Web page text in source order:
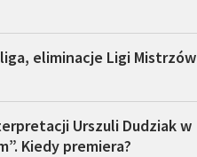
eliminacje Ligi Mistrzów
Urszuli Dudziak w
Kiedy premiera?